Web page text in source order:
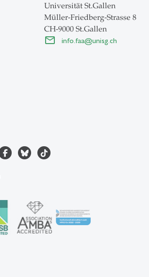
Universität St.Gallen
Müller-Friedberg-Strasse 8
CH-9000 St.Gallen
info.faa@unisg.ch